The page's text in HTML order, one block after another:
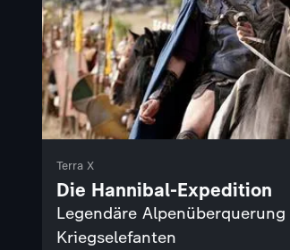
Terra X
Die Hannibal-Expedition
Legendäre
Kriegselefanten